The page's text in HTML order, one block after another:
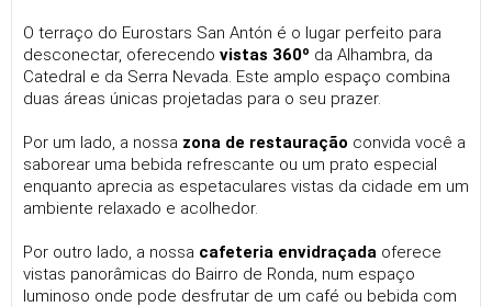
O terraço do Eurostars San Antón é o lugar perfeito para
desconectar, oferecendo vistas 360º da Alhambra, da
Catedral e da Serra Nevada. Este amplo espaço combina
duas áreas únicas projetadas para o seu prazer.
Por um lado, a nossa zona de restauração convida você a
saborear uma bebida refrescante ou um prato especial
enquanto aprecia as espetaculares vistas da cidade em um
ambiente relaxado e acolhedor.
Por outro lado, a nossa cafeteria envidraçada oferece
vistas panorâmicas do Bairro de Ronda, num espaço
luminoso onde pode desfrutar de um café ou bebida com